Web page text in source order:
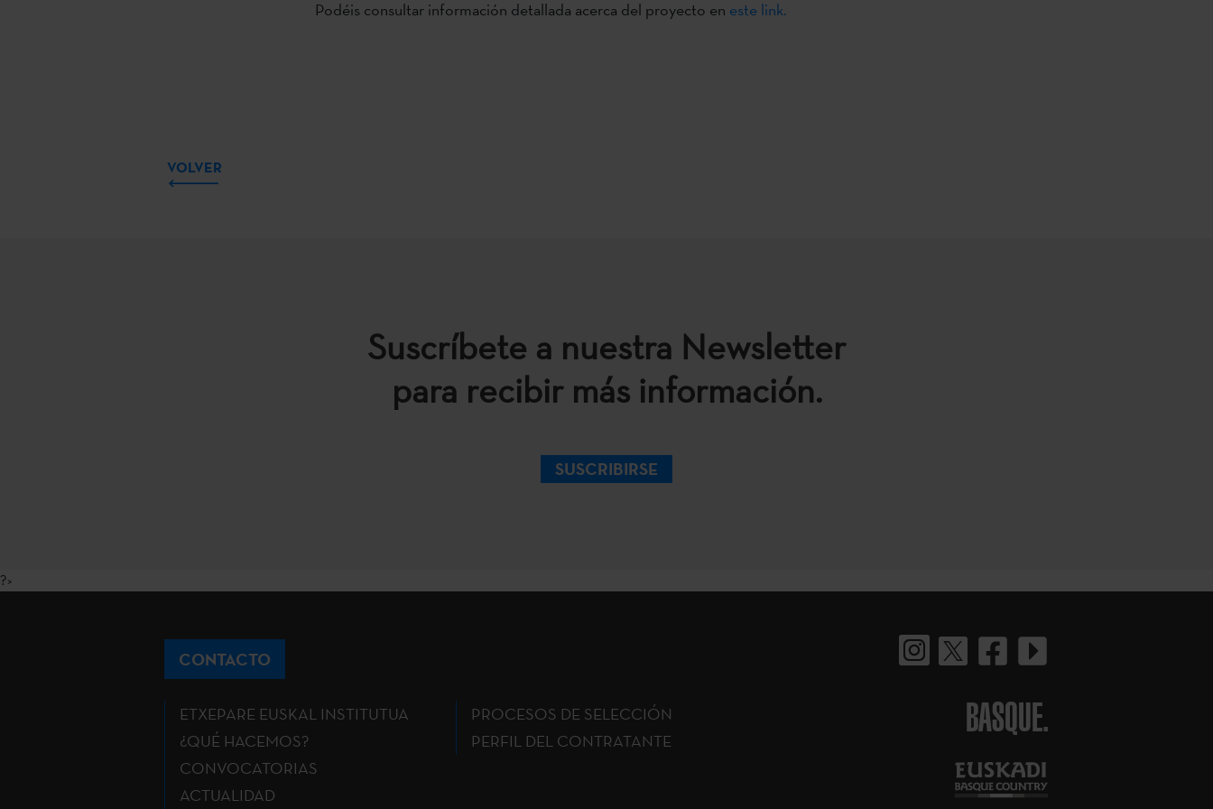
Podéis consultar información detallada acerca del proyecto en este link.
VOLVER
Suscríbete a nuestra Newsletter
para recibir más información.
SUSCRIBIRSE
?>
CONTACTO
ETXEPARE EUSKAL INSTITUTUA
¿QUÉ HACEMOS?
CONVOCATORIAS
ACTUALIDAD
PROCESOS DE SELECCIÓN
PERFIL DEL CONTRATANTE
BASQUE.